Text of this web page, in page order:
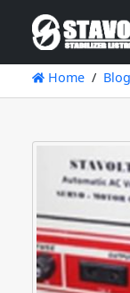
Home Blog